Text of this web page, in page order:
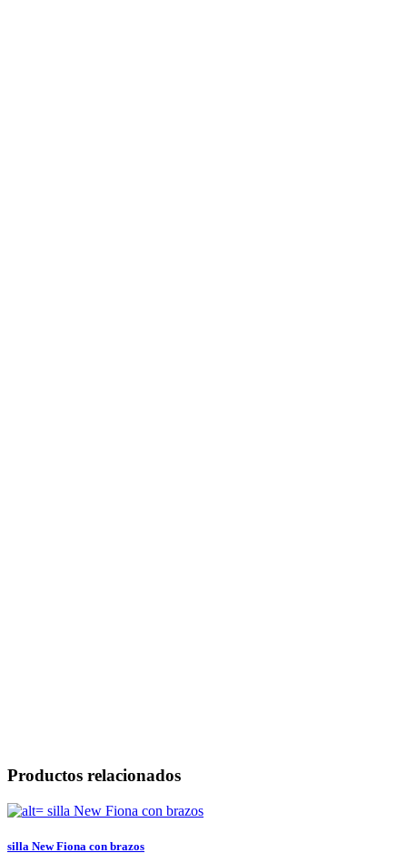
Productos relacionados
silla New Fiona con brazos